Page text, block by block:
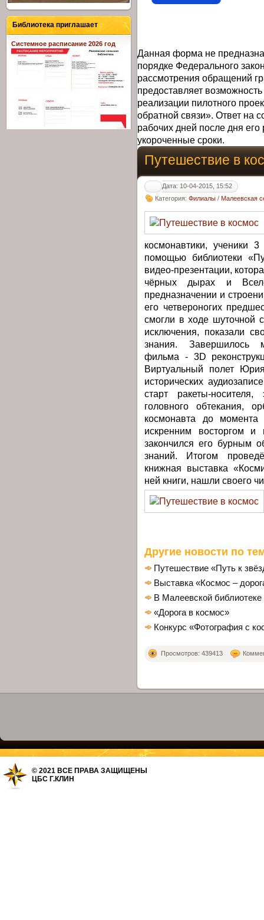
Данная форма не
порядке Федерального
рассмотрения обращений
предоставляет
реализации пилотного
обратной связи». Ответ на
рабочих дней после дня
укороченные сроки.
Путешествие в
Дата: 10-04-2015, 15:52
Категория: Филиалы / Малеевская
космонавтики, ученики
помощью библиотеки
видео-презентации,
чёрных дырах и
предназначении и
его четвероногих
смогли в ходе шуточной
исключения, показали
знания. Завершилось
фильма - 3D
Виртуальный полет
исторических
старт ракеты-
головного обтекания,
космонавта до
искренним восторгом
закончился его бурным
знаний. Итогом
книжная выставка
ней книги, нашли своего
Другие новости по
Путешествие «Путь к
Выставка «Космос –
В Малеевской
«Дорога в космос»
Конкурс «Фотография с
Просмотров: 439413
Библиотека приглашает
Системное расписание 2026 год
© 2021 ВСЕ ПРАВА ЗАЩИЩЕНЫ
ЦБС Г.КЛИН